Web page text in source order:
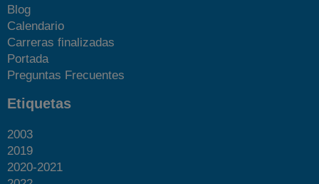
Blog
Calendario
Carreras finalizadas
Portada
Preguntas Frecuentes
Etiquetas
2003
2019
2020-2021